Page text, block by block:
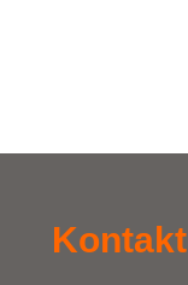
Kontakt